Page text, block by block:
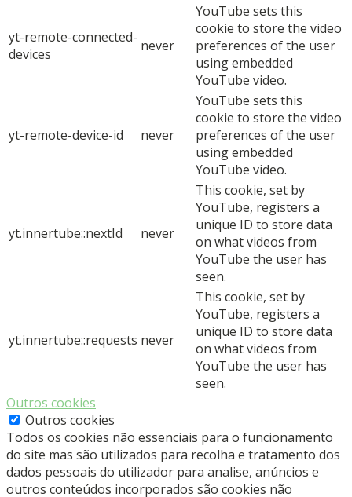
yt-remote-connected-
devices
never
YouTube sets this
cookie to store the video
preferences of the user
using embedded
YouTube video.
yt-remote-device-id never
YouTube sets this
cookie to store the video
preferences of the user
using embedded
YouTube video.
yt.innertube::nextId never
This cookie, set by
YouTube, registers a
unique ID to store data
on what videos from
YouTube the user has
seen.
yt.innertube::requests never
This cookie, set by
YouTube, registers a
unique ID to store data
on what videos from
YouTube the user has
seen.
Outros cookies
Outros cookies
Todos os cookies não essenciais para o funcionamento
do site mas são utilizados para recolha e tratamento dos
dados pessoais do utilizador para analise, anúncios e
outros conteúdos incorporados são cookies não